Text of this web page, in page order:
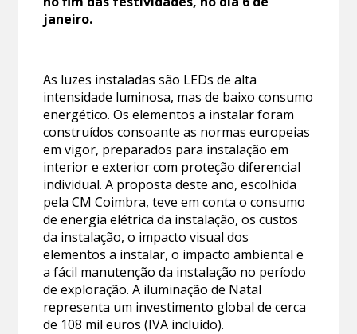
janeiro.
As luzes instaladas são LEDs de alta
intensidade luminosa, mas de baixo consumo
energético. Os elementos a instalar foram
construídos consoante as normas europeias
em vigor, preparados para instalação em
interior e exterior com proteção diferencial
individual. A proposta deste ano, escolhida
pela CM Coimbra, teve em conta o consumo
de energia elétrica da instalação, os custos
da instalação, o impacto visual dos
elementos a instalar, o impacto ambiental e
a fácil manutenção da instalação no período
de exploração. A iluminação de Natal
representa um investimento global de cerca
de 108 mil euros (IVA incluído).